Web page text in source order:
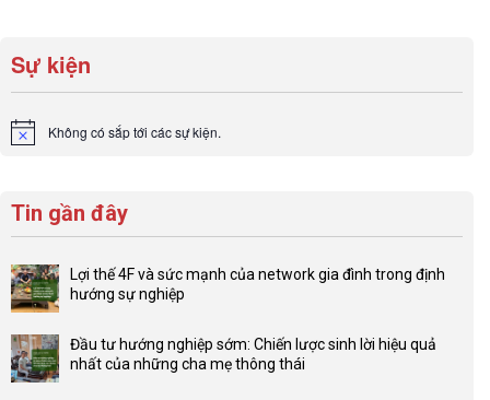
Sự kiện
Notice Không có sắp tới các sự kiện.
Tin gần đây
Lợi thế 4F và sức mạnh của network gia đình trong định
hướng sự nghiệp
bình
luận
Đầu tư hướng nghiệp sớm: Chiến lược sinh lời hiệu quả
nhất của những cha mẹ thông thái